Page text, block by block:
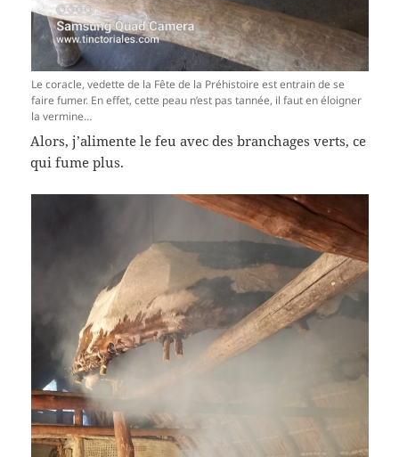
Le coracle, vedette de la Fête de la Préhistoire est entrain de se
faire fumer. En effet, cette peau n’est pas tannée, il faut en éloigner
la vermine…
Alors, j’alimente le feu avec des branchages verts, ce
qui fume plus.